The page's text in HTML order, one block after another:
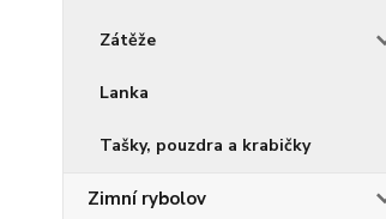
Zátěže
Lanka
Tašky, pouzdra a krabičky
Zimní rybolov